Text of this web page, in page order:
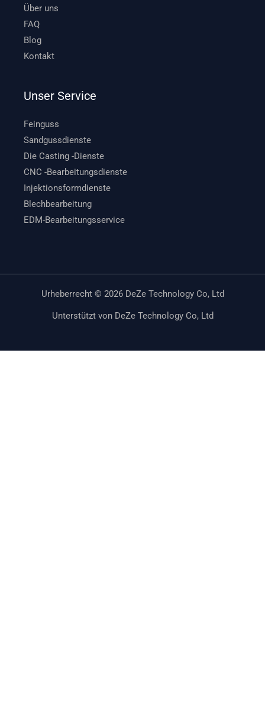
Über uns
FAQ
Blog
Kontakt
Unser Service
Feinguss
Sandgussdienste
Die Casting -Dienste
CNC -Bearbeitungsdienste
Injektionsformdienste
Blechbearbeitung
EDM-Bearbeitungsservice
Urheberrecht © 2026 DeZe Technology Co, Ltd
Unterstützt von DeZe Technology Co, Ltd